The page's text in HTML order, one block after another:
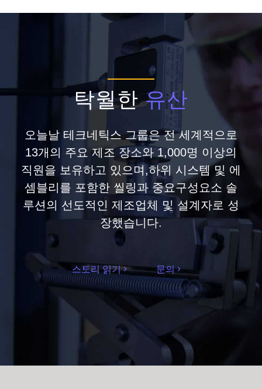
탁월한유산
오늘날 테크네틱스 그룹은 전 세계적으로
13개의 주요 제조 장소와 1,000명 이상의
직원을 보유하고 있으며,하위 시스템 및 에
셈블리를 포함한 씰링과 중요구성요소 솔
루션의 선도적인 제조업체 및 설계자로 성
장했습니다.
스토리 읽기 문의